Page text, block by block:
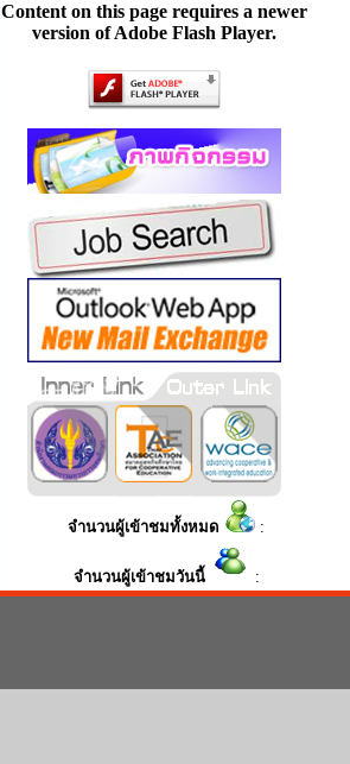
Content on this page requires a newer
version of Adobe Flash Player.
จำนวนผู้เข้าชมทั้งหมด :
จำนวนผู้เข้าชมวันนี้ :